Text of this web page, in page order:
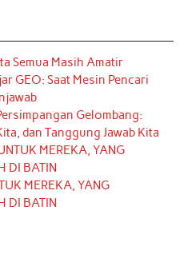
Semua Masih Amatir
GEO: Saat Mesin Pencari
Gelombang:
dan Tanggung Jawab Kita
MEREKA, YANG
DI BATIN
MEREKA, YANG
DI BATIN